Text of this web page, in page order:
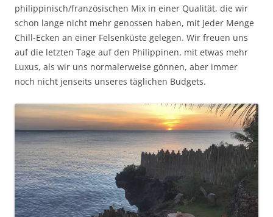
philippinisch/französischen Mix in einer Qualität, die wir
schon lange nicht mehr genossen haben, mit jeder Menge
Chill-Ecken an einer Felsenküste gelegen. Wir freuen uns
auf die letzten Tage auf den Philippinen, mit etwas mehr
Luxus, als wir uns normalerweise gönnen, aber immer
noch nicht jenseits unseres täglichen Budgets.